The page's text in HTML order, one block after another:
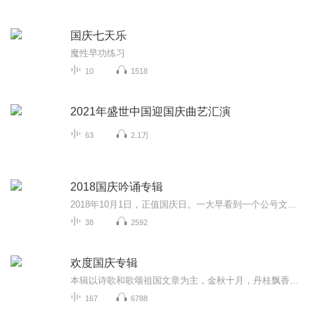
国庆七天乐
魔性早功练习
10 1518
2021年盛世中国迎国庆曲艺汇演
63 2.1万
2018国庆吟诵专辑
38 2592
欢度国庆专辑
167 6788